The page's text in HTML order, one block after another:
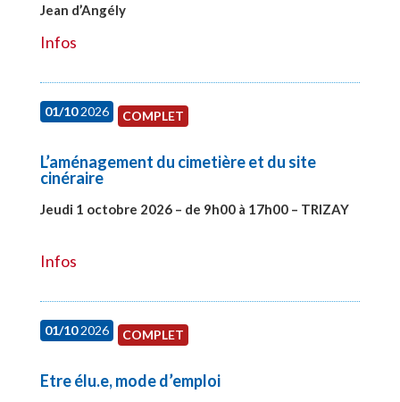
Jean d’Angély
Infos
01/102026 COMPLET
L’aménagement du cimetière et du site
cinéraire
Jeudi 1 octobre 2026 – de 9h00 à 17h00 – TRIZAY
Infos
01/102026 COMPLET
Etre élu.e, mode d’emploi